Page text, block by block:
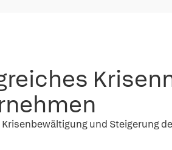
und Steigerung